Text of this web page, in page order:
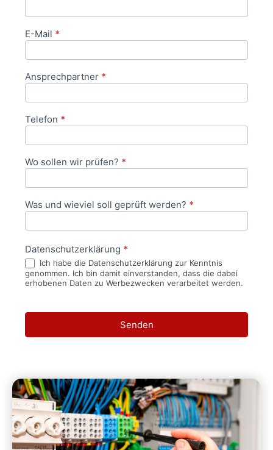
E-Mail *
Ansprechpartner *
Telefon *
Wo sollen wir prüfen? *
Was und wieviel soll geprüft werden? *
Datenschutzerklärung *
Ich habe die Datenschutzerklärung zur Kenntnis
genommen. Ich bin damit einverstanden, dass die dabei
erhobenen Daten zu Werbezwecken verarbeitet werden.
Senden